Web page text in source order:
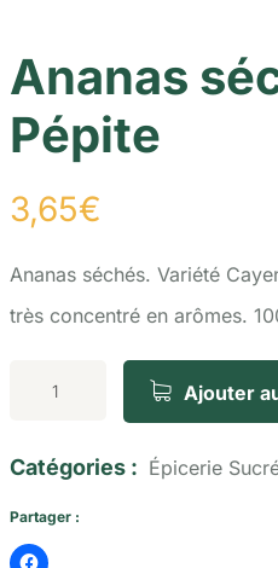
Ananas
Pépite
3,65€
Ananas séchés. Variété
très concentré en arômes.
Ajouter
Catégories : Épicerie
Partager :